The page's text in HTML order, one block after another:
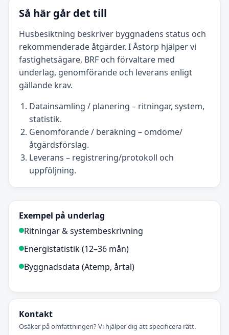
Så här går det till
Husbesiktning beskriver byggnadens status och
rekommenderade åtgärder. I Åstorp hjälper vi
fastighetsägare, BRF och förvaltare med
underlag, genomförande och leverans enligt
gällande krav.
Datainsamling / planering – ritningar, system,
statistik.
Genomförande / beräkning – omdöme/
åtgärdsförslag.
Leverans – registrering/protokoll och
uppföljning.
Exempel på underlag
Ritningar & systembeskrivning
Energistatistik (12–36 mån)
Byggnadsdata (Atemp, årtal)
Kontakt
Osäker på omfattningen? Vi hjälper dig att specificera rätt.